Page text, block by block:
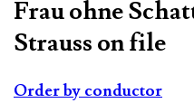
Frau ohne
Strauss on file
Order by conductor